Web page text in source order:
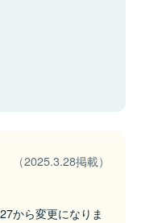
（2025.3.28掲載）
から変更になりま